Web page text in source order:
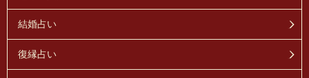
結婚占い
復縁占い